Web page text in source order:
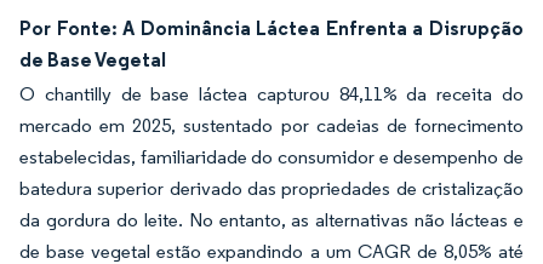
Por Fonte: A Dominância Láctea Enfrenta a Disrupção
de Base Vegetal
O chantilly de base láctea capturou 84,11% da receita do
mercado em 2025, sustentado por cadeias de fornecimento
estabelecidas, familiaridade do consumidor e desempenho de
batedura superior derivado das propriedades de cristalização
da gordura do leite. No entanto, as alternativas não lácteas e
de base vegetal estão expandindo a um CAGR de 8,05% até